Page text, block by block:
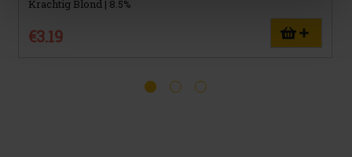
Krachtig Blond | 8.5%
€3.19